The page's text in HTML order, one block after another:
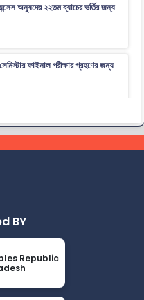
অনুষদের ২২তম ব্যাচের ভর্তির জন্য
ফাইনাল পরীক্ষার গ্রহণের জন্য
অনুষদের ২২তম ব্যাচের প্রাথমিকভাবে
ফাইনাল পরীক্ষার সংশোধিত
BY
Republic